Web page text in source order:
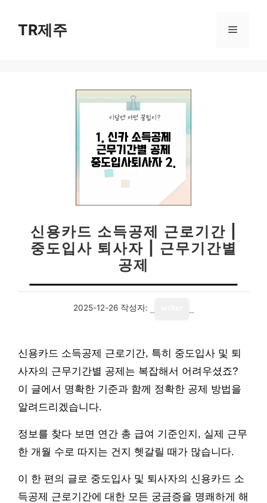
TR제주 메
신용카드 소득공제 근로기간 |
중도입사 퇴사자 | 근무기간별
공제
2025-12-26 작성자:
신용카드 소득공제 근로기간, 특히 중도입사 및 퇴
사자의 근무기간별 공제는 복잡해서 어려우셨죠?
이 글에서 명확한 기준과 함께 정확한 공제 방법을
알려드리겠습니다.
정보를 찾다 보면 연간 총 급여 기준인지, 실제 근무
한 개월 수로 따지는 건지 헷갈릴 때가 많습니다.
이 한 편의 글로 중도입사 및 퇴사자의 신용카드 소
득공제 근로기간에 대한 모든 궁금증을 명쾌하게 해